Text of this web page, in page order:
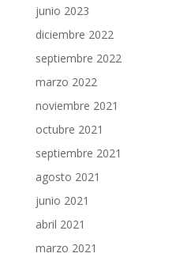
junio 2023
diciembre 2022
septiembre 2022
marzo 2022
noviembre 2021
octubre 2021
septiembre 2021
agosto 2021
junio 2021
abril 2021
marzo 2021